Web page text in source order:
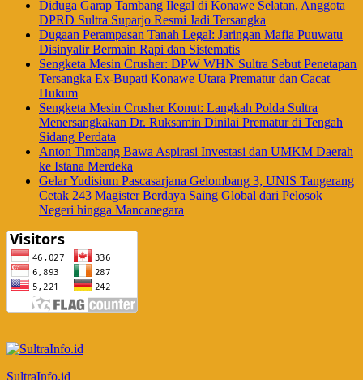
Diduga Garap Tambang Ilegal di Konawe Selatan, Anggota
DPRD Sultra Suparjo Resmi Jadi Tersangka
Dugaan Perampasan Tanah Legal: Jaringan Mafia Puuwatu
Disinyalir Bermain Rapi dan Sistematis
Sengketa Mesin Crusher: DPW WHN Sultra Sebut Penetapan
Tersangka Ex-Bupati Konawe Utara Prematur dan Cacat
Hukum
Sengketa Mesin Crusher Konut: Langkah Polda Sultra
Menersangkakan Dr. Ruksamin Dinilai Prematur di Tengah
Sidang Perdata
Anton Timbang Bawa Aspirasi Investasi dan UMKM Daerah
ke Istana Merdeka
Gelar Yudisium Pascasarjana Gelombang 3, UNIS Tangerang
Cetak 243 Magister Berdaya Saing Global dari Pelosok
Negeri hingga Mancanegara
SultraInfo.id